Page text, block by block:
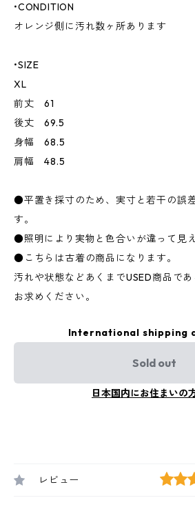
•CONDITION
オレンジ側に汚れ数ヶ所あります
•SIZE
XL
前丈 61
後丈 69.5
身幅 68.5
肩幅 48.5
●平置き採寸のため、実寸と若干の誤
す。
●照明により実物と色合いが違って見
●こちらは古着の商品になります。
汚れや状態などあくまでUSED商品で
お求めください。
International shipping
Sold out
日本国内にお住まいの
レビュー